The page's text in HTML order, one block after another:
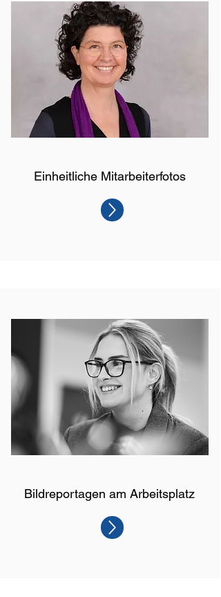
Einheitliche Mitarbeiterfotos
Bildreportagen am Arbeitsplatz